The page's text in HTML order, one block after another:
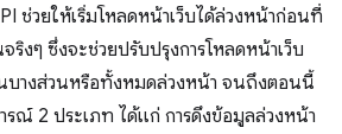
ช่วยให้เริ่มโหลดหน้าเว็บได้ล่วงหน้าก่อนที่
ริงๆ ซึ่งจะช่วยปรับปรุงการโหลดหน้าเว็บ
บางส่วนหรือทั้งหมดล่วงหน้า จนถึงตอนนี้
ณ์ 2 ประเภท ได้แก่ การดึงข้อมูลล่วงหน้า